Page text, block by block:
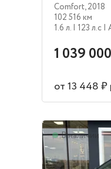
Comfort,2018
102 516 км
1.6 л. | 123 л.c |
1 039
от 13 448 ₽
В наличии